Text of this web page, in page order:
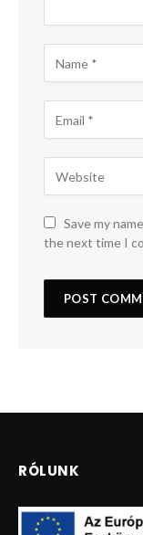
Save my
the next time I
RÓLUNK